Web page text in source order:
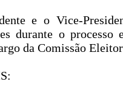
e o Vice-
durante o
da Comissão